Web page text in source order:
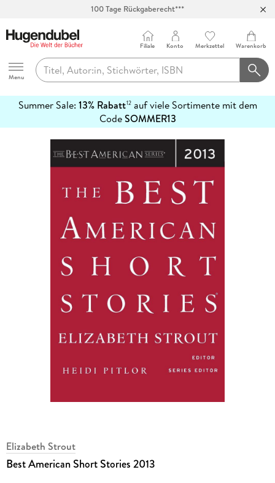
100 Tage Rückgaberecht***
Hugendubel
Menu
Filiale Konto Merkzettel Warenkorb
Summer Sale: 13% Rabatt12auf viele Sortimente mit dem
CodeSOMMER13
erfahren
Elizabeth Strout
Best American Short Stories 2013